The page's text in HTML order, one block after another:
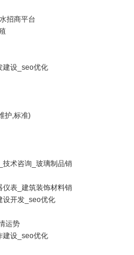
招商平台
建设_seo优化
护,标准)
技术咨询_玻璃制品销
仪表_建筑装饰材料销
设开发_seo优化
运势
建设_seo优化